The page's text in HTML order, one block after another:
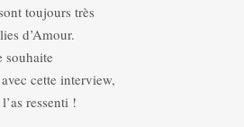
toujours très
d’Amour.
souhaite
cette interview,
ressenti !